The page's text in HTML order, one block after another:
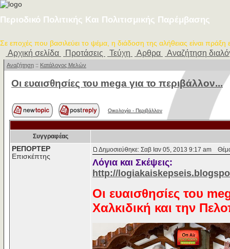
Περιοδικό Πολιτικής Και Πολιτισμικής Παρέμβασης
Σε εποχές που βασιλεύει το ψέμα, η διάδοση της αλήθειας είναι πράξη
Αρχική σελίδα Προτάσεις Τεύχη Αρθρα Αναζήτηση
Αναζήτηση :: Κατάλογος Μελών
Οι ευαισθησίες του mega για το περιβάλλον...
Οικολογία - Περιβάλλον
Συγγραφέας
ΡΕΠΟΡΤΕΡ
Επισκέπτης
Δημοσιεύθηκε: Σαβ Ιαν 05, 2013 9:17 am
Λόγια και Σκέψεις:
http://
Οι ευαισθησίες του
Χαλκιδική και την